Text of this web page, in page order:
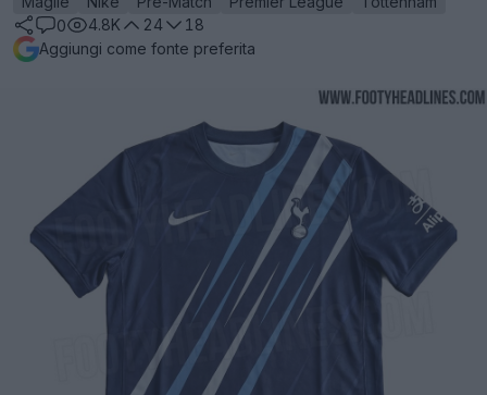
0
4.8K 24
18
Aggiungi come fonte preferita